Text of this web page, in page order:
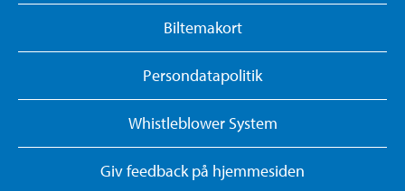
Biltemakort
Persondatapolitik
Whistleblower System
Giv feedback på hjemmesiden